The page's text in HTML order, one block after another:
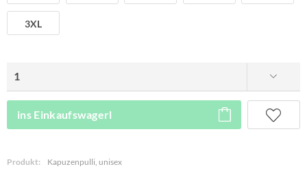
3XL
ins Einkaufswagerl
Produkt:
Kapuzenpulli, unisex